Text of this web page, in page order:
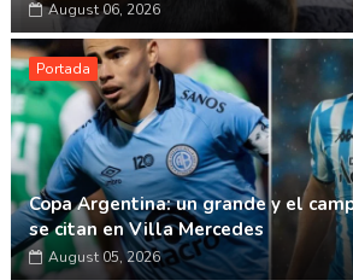
August 06, 2026
Portada
Copa Argentina: un grande y el
se citan en Villa Mercedes
August 05, 2026